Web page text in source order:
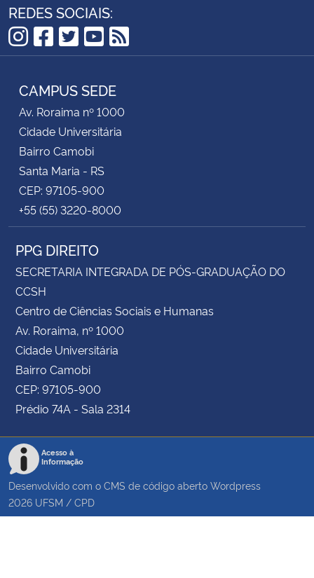
REDES SOCIAIS:
Instagram
Facebook
Twitter
YouTube
RSS
CAMPUS SEDE
Av. Roraima nº 1000
Cidade Universitária
Bairro Camobi
Santa Maria - RS
CEP: 97105-900
+55 (55) 3220-8000
PPG DIREITO
SECRETARIA INTEGRADA DE PÓS-GRADUAÇÃO DO
CCSH
Centro de Ciências Sociais e Humanas
Av. Roraima, nº 1000
Cidade Universitária
Bairro Camobi
CEP: 97105-900
Prédio 74A - Sala 2314
Acesso à
Informação
Desenvolvido com o CMS de código aberto Wordpress
2026 UFSM / CPD